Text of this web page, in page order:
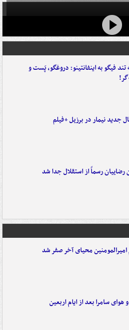
فیگو به اینفانتینو: دروغگو، پَست‌ و
جدید نیمار در برزیل +فیلم
رضاییان رسماً از استقلال جدا شد
محیای آخر صفر شد
هوای سامرا بعد از ایام اربعین